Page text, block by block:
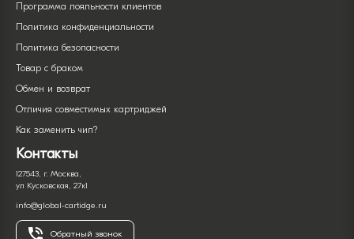
Программа лояльности клиентов
Политика конфиденциальности
Политика безопасности
Товар с браком
Обмен и возврат
Отличия совместимых картриджей
Как заменить чип?
Контакты
127543, г. Москва,
ул Кусковская, 27к1
info@global-cartidge.ru
Обратный звонок